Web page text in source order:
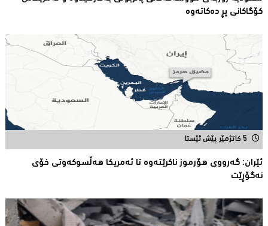
كۆگاكانی پڕ دەكاتەوە
5 کاتژمێر پێش ئێستا
ئێران: گەرووی هۆرموز ناكرێتەوە تا ئەمریكا هەڵسوكەوتی خۆی
نەگۆڕێت